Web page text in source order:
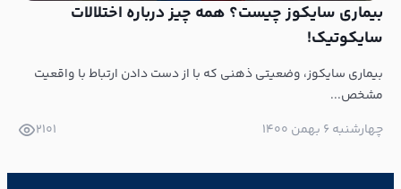
بیماری سایکوز چیست؟ همه چیز درباره اختلالات
سایکوتیک!
بیماری سایکوز، وضعیتی ذهنی که با از دست دادن ارتباط با واقعیت
مشخص...
چهارشنبه ۶ بهمن ۱۴۰۰
2101